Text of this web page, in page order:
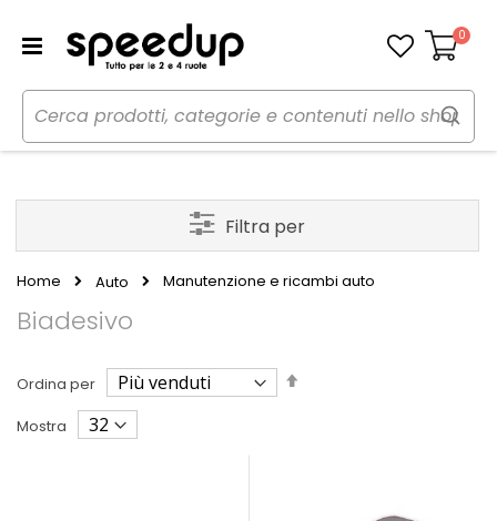
Carrello
0
Home Auto Manutenzione e ricambi auto
Biadesivo
Ordina per
Imposta
Mostra
Filtra per